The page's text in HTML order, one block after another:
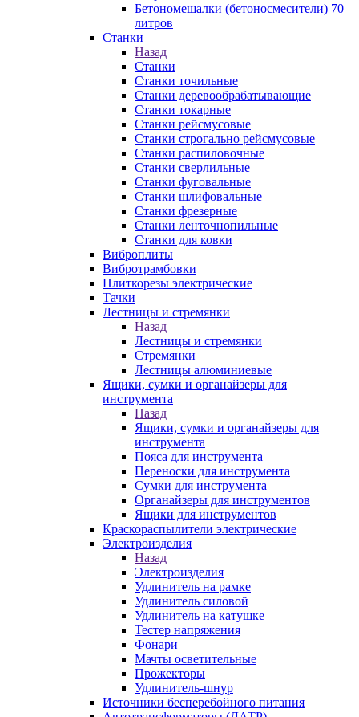
Бетономешалки (бетоносмесители) 70
литров
Станки
Назад
Станки
Станки точильные
Станки деревообрабатывающие
Станки токарные
Станки рейсмусовые
Станки строгально рейсмусовые
Станки распиловочные
Станки сверлильные
Станки фуговальные
Станки шлифовальные
Станки фрезерные
Станки ленточнопильные
Станки для ковки
Виброплиты
Вибротрамбовки
Плиткорезы электрические
Тачки
Лестницы и стремянки
Назад
Лестницы и стремянки
Стремянки
Лестницы алюминиевые
Ящики, сумки и органайзеры для
инструмента
Назад
Ящики, сумки и органайзеры для
инструмента
Пояса для инструмента
Переноски для инструмента
Сумки для инструмента
Органайзеры для инструментов
Ящики для инструментов
Краскораспылители электрические
Электроизделия
Назад
Электроизделия
Удлинитель на рамке
Удлинитель силовой
Удлинитель на катушке
Тестер напряжения
Фонари
Мачты осветительные
Прожекторы
Удлинитель-шнур
Источники бесперебойного питания